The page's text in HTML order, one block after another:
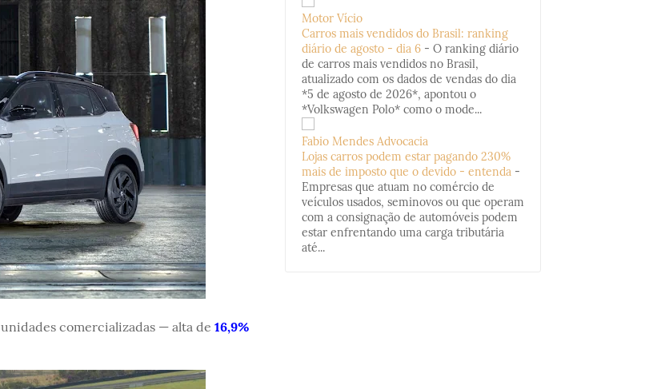
unidades comercializadas — alta de 16,9%
Motor Vício
Carros mais vendidos do Brasil: ranking
diário de agosto - dia 6 - O ranking diário
de carros mais vendidos no Brasil,
atualizado com os dados de vendas do dia
*5 de agosto de 2026*, apontou o
*Volkswagen Polo* como o mode...
Fabio Mendes Advocacia
Lojas carros podem estar pagando 230%
mais de imposto que o devido - entenda -
Empresas que atuam no comércio de
veículos usados, seminovos ou que operam
com a consignação de automóveis podem
estar enfrentando uma carga tributária
até...